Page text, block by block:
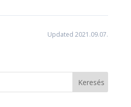
Updated 2021.09.07.